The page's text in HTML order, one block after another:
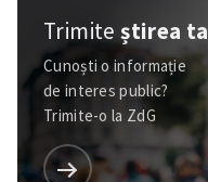
Trimiteștirea ta
Cunoști o informație
de interes public?
Trimite-o la ZdG